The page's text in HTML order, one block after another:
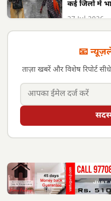
कई जिलों में
27 Jul 2026
📧
ताज़ा खबरें और विशेष रिपोर्ट